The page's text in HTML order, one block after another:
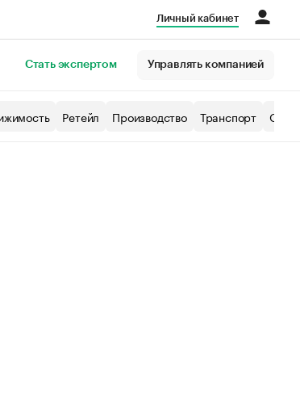
Личный кабинет
Стать экспертом Управлять компанией
Ретейл Производство Транспорт